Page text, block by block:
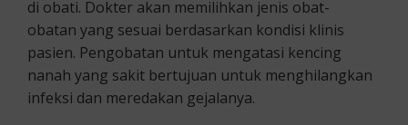
di obati. Dokter akan memilihkan jenis obat-
obatan yang sesuai berdasarkan kondisi klinis
pasien. Pengobatan untuk mengatasi kencing
nanah yang sakit bertujuan untuk menghilangkan
infeksi dan meredakan gejalanya.